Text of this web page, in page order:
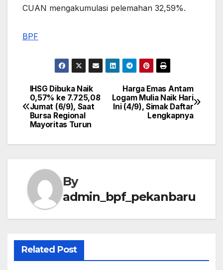
CUAN mengakumulasi pelemahan 32,59%.
BPF
Post
navigation
Harga Emas Antam
Logam Mulia Naik Hari
Ini (4/9), Simak Daftar
Lengkapnya
IHSG Dibuka Naik
0,57% ke 7.725,08
Jumat (6/9), Saat
Bursa Regional
Mayoritas Turun
By
admin_bpf_pekanbaru
Related Post